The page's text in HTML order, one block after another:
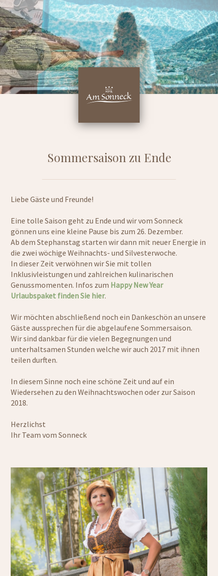
Sommersaison zu Ende
Liebe Gäste und Freunde!
Eine tolle Saison geht zu Ende und wir vom Sonneck
gönnen uns eine kleine Pause bis zum 26. Dezember.
Ab dem Stephanstag starten wir dann mit neuer Energie in
die zwei wöchige Weihnachts- und Silvesterwoche.
In dieser Zeit verwöhnen wir Sie mit tollen
Inklusivleistungen und zahlreichen kulinarischen
Genussmomenten. Infos zum Happy New Year
Urlaubspaket finden Sie hier.
Wir möchten abschließend noch ein Dankeschön an unsere
Gäste aussprechen für die abgelaufene Sommersaison.
Wir sind dankbar für die vielen Begegnungen und
unterhaltsamen Stunden welche wir auch 2017 mit ihnen
teilen durften.
In diesem Sinne noch eine schöne Zeit und auf ein
Wiedersehen zu den Weihnachtswochen oder zur Saison
2018.
Herzlichst
Ihr Team vom Sonneck